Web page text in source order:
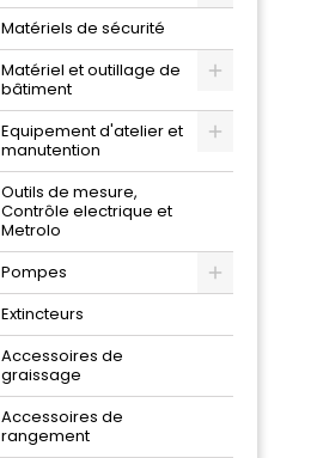
Matériels de sécurité
Matériel et outillage de
bâtiment
Equipement d'atelier et
manutention
Outils de mesure,
Contrôle electrique et
Metrolo
Pompes
Extincteurs
Accessoires de
graissage
Accessoires de
rangement